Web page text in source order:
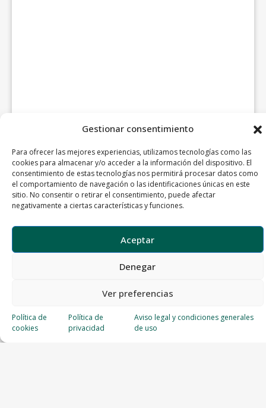
Gestionar consentimiento
Para ofrecer las mejores experiencias, utilizamos tecnologías como las
cookies para almacenar y/o acceder a la información del dispositivo. El
consentimiento de estas tecnologías nos permitirá procesar datos como
el comportamiento de navegación o las identificaciones únicas en este
sitio. No consentir o retirar el consentimiento, puede afectar
negativamente a ciertas características y funciones.
Aceptar
Denegar
Ver preferencias
Política de
cookies
Política de
privacidad
Aviso legal y condiciones generales
de uso